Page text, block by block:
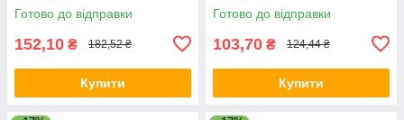
Готово до відправки
152,10 ₴ 182,52 ₴
Купити
Готово до відправки
103,70 ₴ 124,44 ₴
Купити